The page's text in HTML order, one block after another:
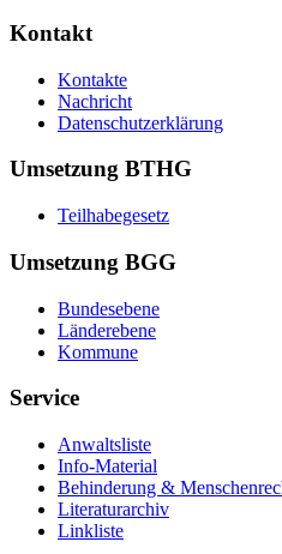
Kontakt
Kontakte
Nachricht
Datenschutzerklärung
Umsetzung BTHG
Teilhabegesetz
Umsetzung BGG
Bundesebene
Länderebene
Kommune
Service
Anwaltsliste
Info-Material
Behinderung &
Literaturarchiv
Linkliste